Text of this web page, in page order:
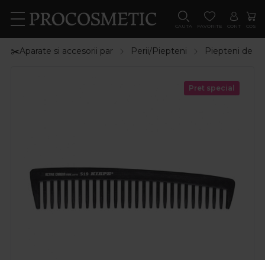
CAUTA FAVORITE CONT COS
✂️Aparate si accesorii par Perii/Piepteni Piepteni de
Pret special